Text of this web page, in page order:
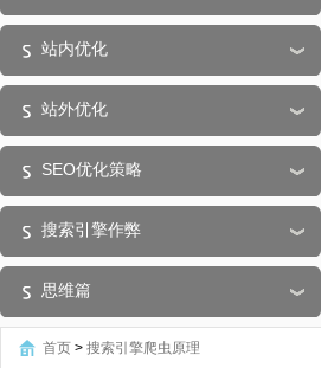
站内优化
站外优化
SEO优化策略
搜索引擎作弊
思维篇
首页 > 搜索引擎爬虫原理